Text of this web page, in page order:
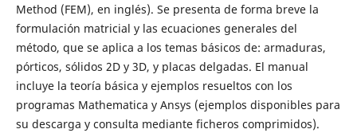
Method (FEM), en inglés). Se presenta de forma breve la
formulación matricial y las ecuaciones generales del
método, que se aplica a los temas básicos de: armaduras,
pórticos, sólidos 2D y 3D, y placas delgadas. El manual
incluye la teoría básica y ejemplos resueltos con los
programas Mathematica y Ansys (ejemplos disponibles para
su descarga y consulta mediante ficheros comprimidos).